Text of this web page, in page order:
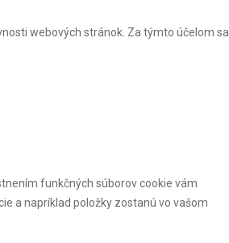
webových stránok. Za týmto účelom sa
funkčných súborov cookie vám
a napríklad položky zostanú vo vašom